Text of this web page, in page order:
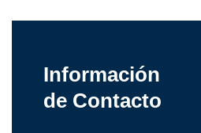
Información
de Contacto